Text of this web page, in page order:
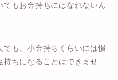
てもお金持ちにはなれないん
でも、小金持ちくらいには慣
持ちになることはできませ